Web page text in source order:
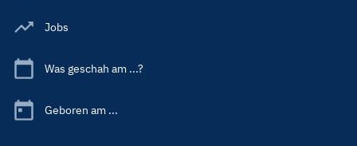
Jobs
Was geschah am ...?
Geboren am ...